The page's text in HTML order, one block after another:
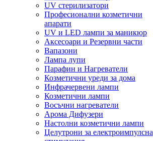
UV стерилизатори
Професионални козметични
апарати
UV и LED лампи за маникюр
Аксесоари и Резервни части
Вапазони
Лампа лупи
Парафин и Нагреватели
Козметични уреди за дома
Инфрачервени лампи
Козметични лампи
Восъчни нагреватели
Арома Дифузери
Настолни козметични лампи
Целутрони за електроимпулсна